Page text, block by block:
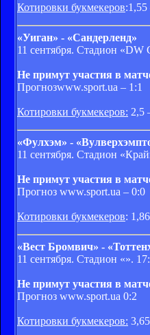
Котировки букмекеров:1,55
«Уиган» - «Сандерленд»
11 сентября. Стадион «DW
Не примут участия в
Прогнозwww.sport.ua – 1:1
Котировки букмекеров: 2,5
«Фулхэм» -
11 сентября. Стадион
Не примут участия в
Прогноз www.sport.ua – 0:0
Котировки букмекеров:
«Вест Бромвич» -
11 сентября. Стадион «».
Не примут участия в
Прогноз www.sport.ua 0:2
Котировки букмекеров: